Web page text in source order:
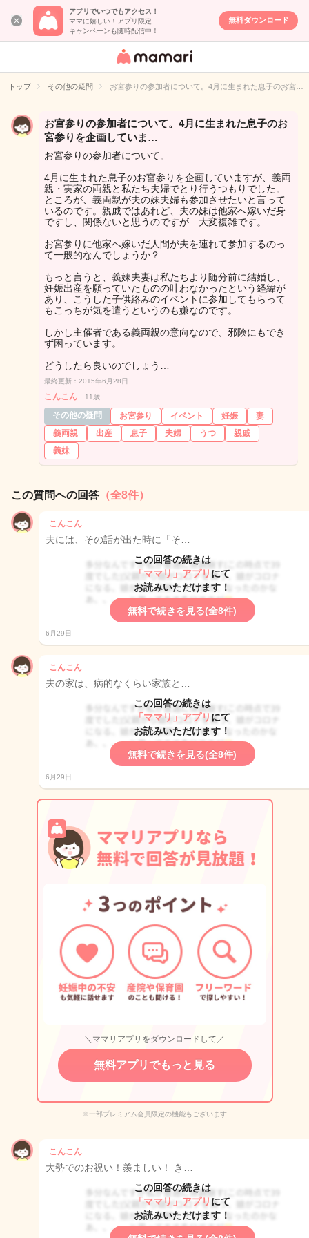
アプリでいつでもアクセス！
ママに嬉しい！アプリ限定
キャンペーンも随時配信中！
無料ダウンロード
女性専用匿名QA
イト
トップ その他の疑問 お宮参りの参加者について。4月に生まれた息子のお宮…
お宮参りの参加者について。4月に生まれた息子のお
宮参りを企画していま…
お宮参りの参加者について。
4月に生まれた息子のお宮参りを企画していますが、義両
親・実家の両親と私たち夫婦でとり行うつもりでした。
ところが、義両親が夫の妹夫婦も参加させたいと言って
いるのです。親戚ではあれど、夫の妹は他家へ嫁いだ身
ですし、関係ないと思うのですが…大変複雑です。
お宮参りに他家へ嫁いだ人間が夫を連れて参加するのっ
て一般的なんでしょうか？
もっと言うと、義妹夫妻は私たちより随分前に結婚し、
妊娠出産を願っていたものの叶わなかったという経緯が
あり、こうした子供絡みのイベントに参加してもらって
もこっちが気を遣うというのも嫌なのです。
しかし主催者である義両親の意向なので、邪険にもでき
ず困っています。
どうしたら良いのでしょう…
最終更新：2015年6月28日
こんこん 11歳
その他の疑問 お宮参り イベント 妊娠
妻
義両親
出産 息子 夫婦 うつ
親戚
義妹
この質問への回答 （全8件）
こんこん
夫には、その話が出た時に「そ…
この回答の続きは
「ママリ」アプリ にて
お読みいただけます！
無料で続きを見る(全8件)
6月29日
こんこん
夫の家は、病的なくらい家族と…
この回答の続きは
「ママリ」アプリ にて
お読みいただけます！
無料で続きを見る(全8件)
6月29日
＼ママリアプリをダウンロードして／
無料アプリでもっと見る
※一部プレミアム会員限定の機能もございます
こんこん
大勢でのお祝い！羨ましい！ き…
この回答の続きは
「ママリ」アプリ にて
お読みいただけます！